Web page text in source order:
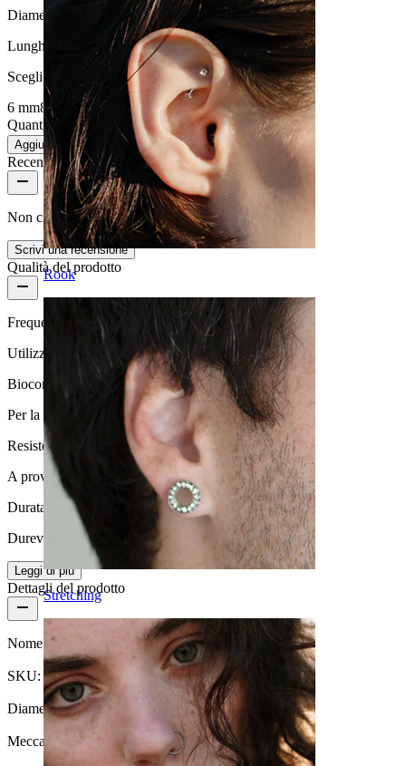
Rook
Stretching
Diametro del filo:
1.6 mm
Lunghezza
Scegli Lunghezza
6 mm8 mm
10 mm
Quantità: 1
Modifica
Aggiungi al carrello
Recensioni del prodotto
Non ci sono ancora recensioni per questo prodotto
Scrivi una recensione
Qualità del prodotto
Frequenza di utilizzo
Utilizzo quotidiano
Biocompatibilità
Per la maggior parte dei tipi di pelle
Resistenza all'acqua
A prova di spruzzi
Durata
Durevole
Leggi di più
Dettagli del prodotto
Nome: Piercing all'ombelico con look diamante
SKU:U-Belly-221
Diametro del filo:
Meccanismo di chiusura:Filettatura esterna